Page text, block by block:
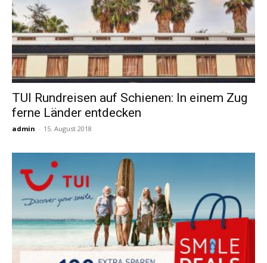
TUI Rundreisen auf Schienen: In einem Zug
ferne Länder entdecken
admin - 15. August 2018